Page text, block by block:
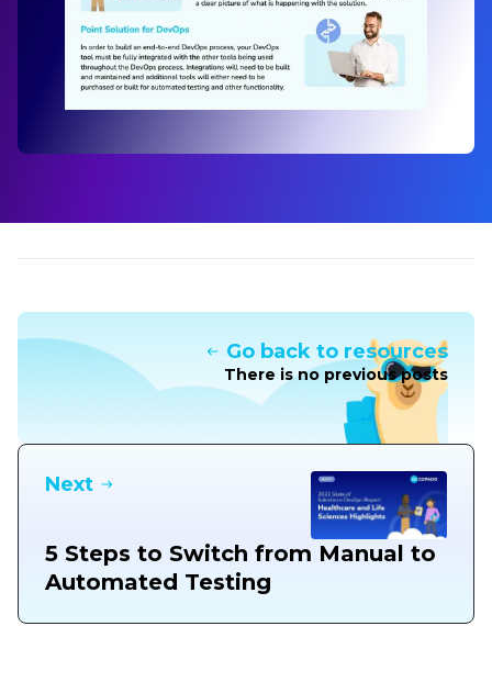
Go back to resources
There is no previous posts
Next
5 Steps to Switch from Manual to
Automated Testing